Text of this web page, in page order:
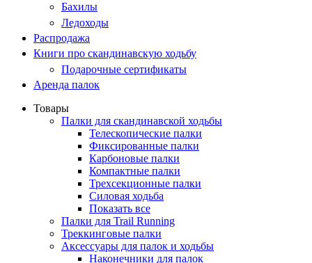
Бахилы
Ледоходы
Распродажа
Книги про скандинавскую ходьбу
Подарочные сертификаты
Аренда палок
Товары
Палки для скандинавской ходьбы
Телескопические палки
Фиксированные палки
Карбоновые палки
Компактные палки
Трехсекционные палки
Силовая ходьба
Показать все
Палки для Trail Running
Треккинговые палки
Аксессуары для палок и ходьбы
Наконечники для палок